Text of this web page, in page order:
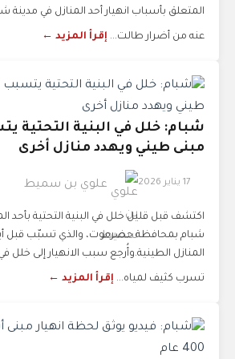
المتعلق بأسباب انهيار أحد المنازل في مدينة
عنه من أضرار طالت... إقرأ المزيد ←
شبام: خلل في البنية التحتية
مبنى طيني ويهدد منازل أخرى
17 يناير 2026 علوي بن سميط
اكتشف قبل قليل خلل في البنية التحتية بأحد
شبام بمحافظة حضرموت، والذي تسبّب قبل
المنازل الطينية.وأُرجع سبب الانهيار إلى خلل
تسرب كثيف لمياه... إقرأ المزيد ←